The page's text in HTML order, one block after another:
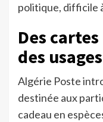
politique, difficile
Des
des
Algérie Poste
destinée aux
cadeau en